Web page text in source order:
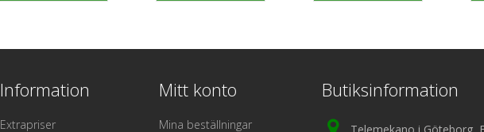
Information
Extrapriser
Mitt konto
Mina beställningar
Butiksinformation